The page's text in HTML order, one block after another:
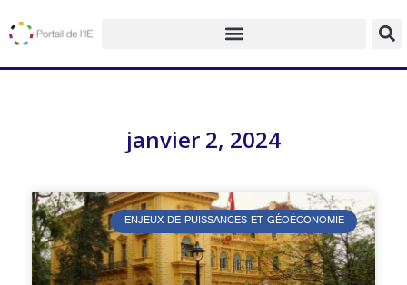
janvier 2, 2024
ENJEUX DE PUISSANCES ET GÉOÉCONOMIE